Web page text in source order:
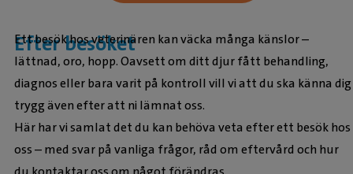
Efter besöket
Ett besök hos veterinären kan väcka många känslor –
lättnad, oro, hopp. Oavsett om ditt djur fått behandling,
diagnos eller bara varit på kontroll vill vi att du ska känna dig
trygg även efter att ni lämnat oss.
Här har vi samlat det du kan behöva veta efter ett besök hos
oss – med svar på vanliga frågor, råd om eftervård och hur